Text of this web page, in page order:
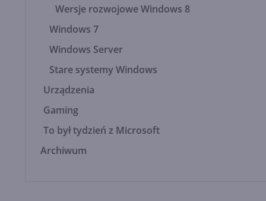
Wersje rozwojowe Windows 8
Windows 7
Windows Server
Stare systemy Windows
Urządzenia
Gaming
To był tydzień z Microsoft
Archiwum